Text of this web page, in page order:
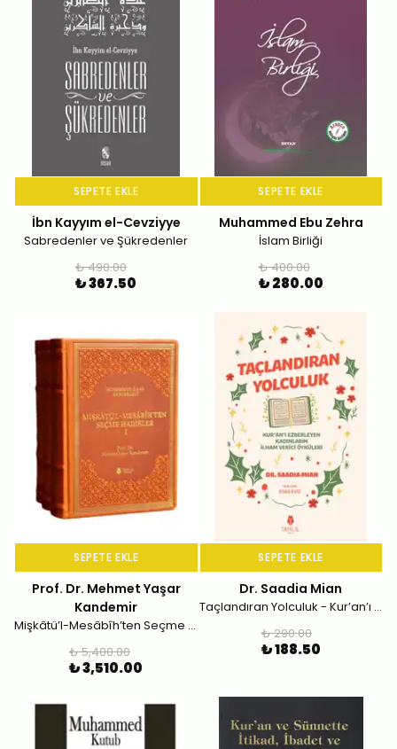
SEPETE EKLE
İbn Kayyım el-Cevziyye
Sabredenler ve Şükredenler
₺ 490.00
₺ 367.50
SEPETE EKLE
Muhammed Ebu Zehra
İslam Birliği
₺ 400.00
₺ 280.00
SEPETE EKLE
Prof. Dr. Mehmet Yaşar
Kandemir
Mişkâtü’l-Mesâbîh’ten Seçme Hadisler (Deri Kapak -3 Cilt)
₺ 5,400.00
₺ 3,510.00
SEPETE EKLE
Dr. Saadia Mian
Taçlandıran Yolculuk - Kur’an’ı Ezberleyen Kadınların İlham Verici Öyküleri
₺ 290.00
₺ 188.50